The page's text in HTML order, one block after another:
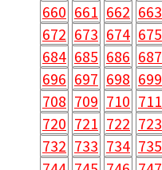
660 661 662 663
672 673 674 675
684 685 686 687
696 697 698 699
708 709 710 711
720 721 722 723
732 733 734 735